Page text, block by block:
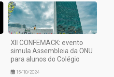
XII CONFEMACK: evento
simula Assembleia da ONU
para alunos do Colégio
15/10/2024